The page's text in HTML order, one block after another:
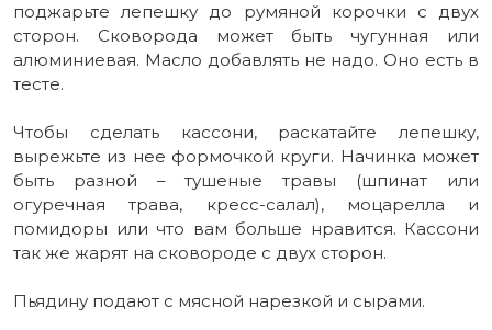
поджарьте лепешку до румяной корочки с двух
сторон. Сковорода может быть чугунная или
алюминиевая. Масло добавлять не надо. Оно есть в
тесте.
Чтобы сделать кассони, раскатайте лепешку,
вырежьте из нее формочкой круги. Начинка может
быть разной – тушеные травы (шпинат или
огуречная трава, кресс-салал), моцарелла и
помидоры или что вам больше нравится. Кассони
так же жарят на сковороде с двух сторон.
Пьядину подают с мясной нарезкой и сырами.